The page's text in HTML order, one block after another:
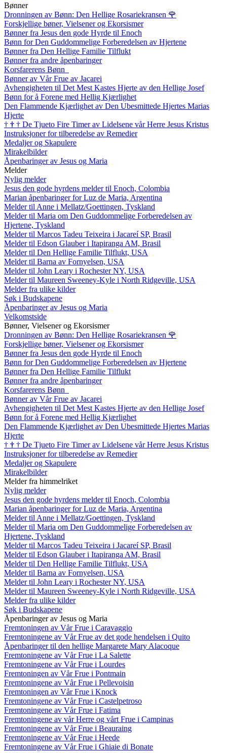
Bønner
Dronningen av Bønn: Den Hellige Rosariekransen 🌹
Forskjellige bøner, Vielsener og Ekorsismer
Bønner fra Jesus den gode Hyrde til Enoch
Bønn for Den Guddommelige Forberedelsen av Hjertene
Bønner fra Den Hellige Familie Tilflukt
Bønner fra andre åpenbaringer
Korsfarerens Bønn
Bønner av Vår Frue av Jacarei
Avhengigheten til Det Mest Kastes Hjerte av den Hellige Josef
Bønn for å Forene med Hellig Kjærlighet
Den Flammende Kjærlighet av Den Ubesmittede Hjertes Marias
Hjerte
† † † De Tjueto Fire Timer av Lidelsene vår Herre Jesus Kristus
Instruksjoner for tilberedelse av Remedier
Medaljer og Skapulere
Mirakelbilder
Åpenbaringer av Jesus og Maria
Melder
Nylig melder
Jesus den gode hyrdens melder til Enoch, Colombia
Marian åpenbaringer for Luz de Maria, Argentina
Melder til Anne i Mellatz/Goettingen, Tyskland
Melder til Maria om Den Guddommelige Forberedelsen av
Hjertene, Tyskland
Melder til Marcos Tadeu Teixeira i Jacareí SP, Brasil
Melder til Edson Glauber i Itapiranga AM, Brasil
Melder til Den Hellige Familie Tilflukt, USA
Melder til Barna av Fornyelsen, USA
Melder til John Leary i Rochester NY, USA
Melder til Maureen Sweeney-Kyle i North Ridgeville, USA
Melder fra ulike kilder
Søk i Budskapene
Åpenbaringer av Jesus og Maria
Velkomstside
Bønner, Vielsener og Ekorsismer
Dronningen av Bønn: Den Hellige Rosariekransen 🌹
Forskjellige bøner, Vielsener og Ekorsismer
Bønner fra Jesus den gode Hyrde til Enoch
Bønn for Den Guddommelige Forberedelsen av Hjertene
Bønner fra Den Hellige Familie Tilflukt
Bønner fra andre åpenbaringer
Korsfarerens Bønn
Bønner av Vår Frue av Jacarei
Avhengigheten til Det Mest Kastes Hjerte av den Hellige Josef
Bønn for å Forene med Hellig Kjærlighet
Den Flammende Kjærlighet av Den Ubesmittede Hjertes Marias
Hjerte
† † † De Tjueto Fire Timer av Lidelsene vår Herre Jesus Kristus
Instruksjoner for tilberedelse av Remedier
Medaljer og Skapulere
Mirakelbilder
Melder fra himmelriket
Nylig melder
Jesus den gode hyrdens melder til Enoch, Colombia
Marian åpenbaringer for Luz de Maria, Argentina
Melder til Anne i Mellatz/Goettingen, Tyskland
Melder til Maria om Den Guddommelige Forberedelsen av
Hjertene, Tyskland
Melder til Marcos Tadeu Teixeira i Jacareí SP, Brasil
Melder til Edson Glauber i Itapiranga AM, Brasil
Melder til Den Hellige Familie Tilflukt, USA
Melder til Barna av Fornyelsen, USA
Melder til John Leary i Rochester NY, USA
Melder til Maureen Sweeney-Kyle i North Ridgeville, USA
Melder fra ulike kilder
Søk i Budskapene
Åpenbaringer av Jesus og Maria
Fremtoningen av Vår Frue i Caravaggio
Fremtoningene av Vår Frue av det gode hendelsen i Quito
Åpenbaringer til den hellige Margarete Mary Alacoque
Fremtoningene av Vår Frue i La Salette
Fremtoningene av Vår Frue i Lourdes
Fremtoningen av Vår Frue i Pontmain
Fremtoningene av Vår Frue i Pellevoisin
Fremtoningen av Vår Frue i Knock
Fremtoningene av Vår Frue i Castelpetroso
Fremtoningene av Vår Frue i Fatima
Fremtoningene av vår Herre og vårt Frue i Campinas
Fremtoningene av Vår Frue i Beauraing
Fremtoningene av Vår Frue i Heede
Fremtoningene av Vår Frue i Ghiaie di Bonate